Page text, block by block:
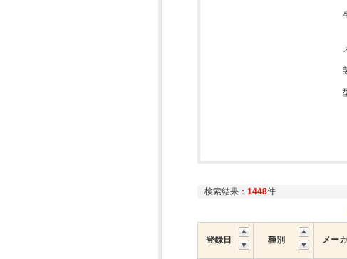
検索結果： 1448件
登録日 種別 メー